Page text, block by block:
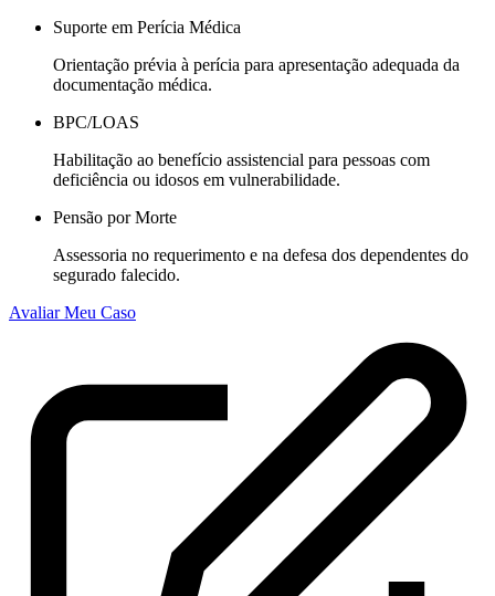
Suporte em Perícia Médica
Orientação prévia à perícia para apresentação adequada da
documentação médica.
BPC/LOAS
Habilitação ao benefício assistencial para pessoas com
deficiência ou idosos em vulnerabilidade.
Pensão por Morte
Assessoria no requerimento e na defesa dos dependentes do
segurado falecido.
Avaliar Meu Caso